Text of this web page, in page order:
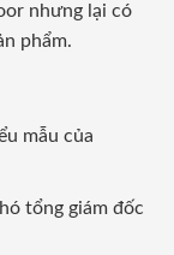
nhưng lại có
phẩm.
mẫu của
tổng giám đốc